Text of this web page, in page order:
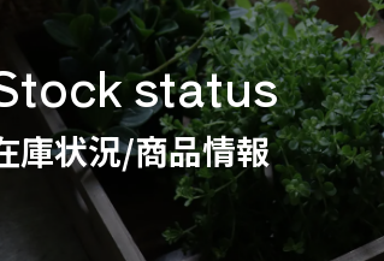
status
庫状況/商品情報